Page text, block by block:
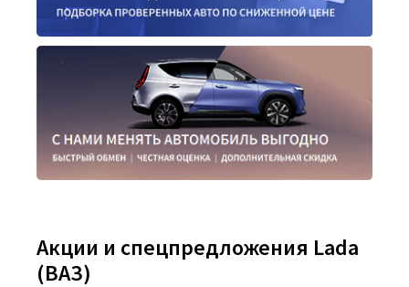
Акции и спецпредложения Lada
(ВАЗ)